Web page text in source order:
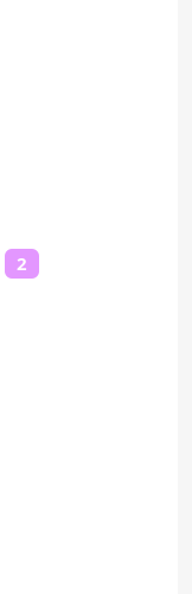
2